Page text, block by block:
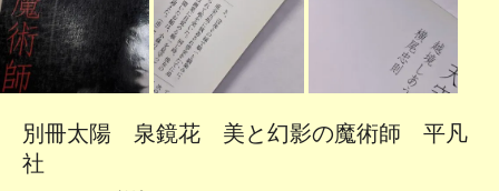
別冊太陽 泉鏡花 美と幻影の魔術師 平凡
社